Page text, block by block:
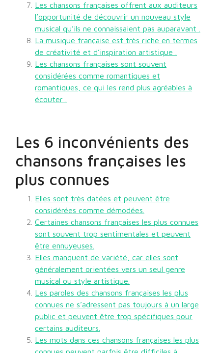
Les chansons françaises offrent aux auditeurs
l’opportunité de découvrir un nouveau style
musical qu’ils ne connaissaient pas auparavant .
La musique française est très riche en termes
de créativité et d’inspiration artistique .
Les chansons françaises sont souvent
considérées comme romantiques et
romantiques, ce qui les rend plus agréables à
écouter .
Les 6 inconvénients des
chansons françaises les
plus connues
Elles sont très datées et peuvent être
considérées comme démodées.
Certaines chansons françaises les plus connues
sont souvent trop sentimentales et peuvent
être ennuyeuses.
Elles manquent de variété, car elles sont
généralement orientées vers un seul genre
musical ou style artistique.
Les paroles des chansons françaises les plus
connues ne s’adressent pas toujours à un large
public et peuvent être trop spécifiques pour
certains auditeurs.
Les mots dans ces chansons françaises les plus